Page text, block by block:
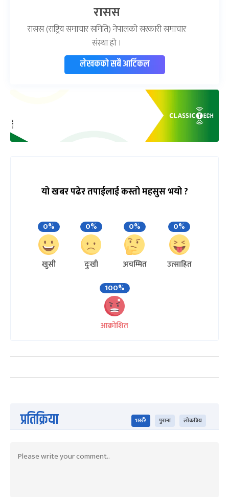
रासस
रासस (राष्ट्रिय समाचार समिति) नेपालको सरकारी समाचार
संस्था हो ।
लेखकको सबै आर्टिकल
यो खबर पढेर तपाईलाई कस्तो महसुस भयो ?
0%
खुसी
0%
दुःखी
0%
अचम्मित
0%
उत्साहित
100%
आक्रोशित
प्रतिक्रिया भर्खरै पुराना लोकप्रिय